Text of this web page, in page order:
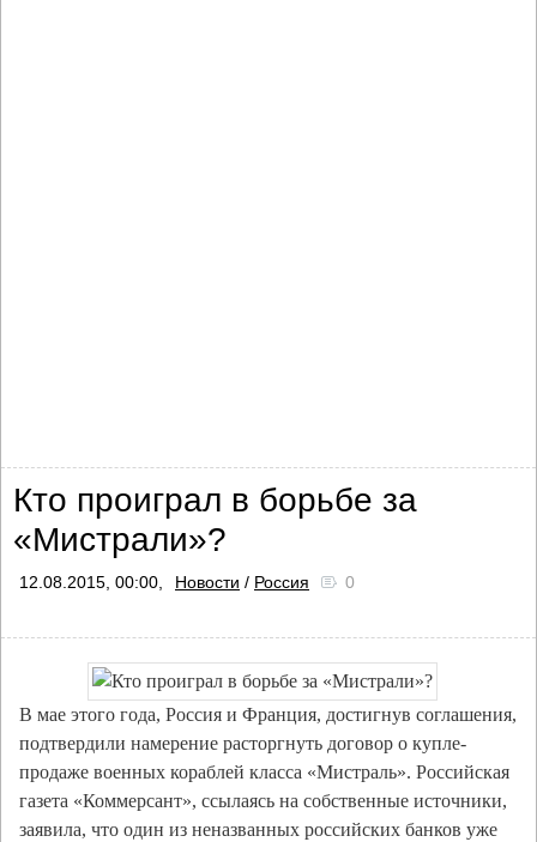
Кто проиграл в борьбе за
«Мистрали»?
12.08.2015, 00:00, Новости / Россия 0
В мае этого года, Россия и Франция, достигнув соглашения,
подтвердили намерение расторгнуть договор о купле-
продаже военных кораблей класса «Мистраль». Российская
газета «Коммерсант», ссылаясь на собственные источники,
заявила, что один из неназванных российских банков уже